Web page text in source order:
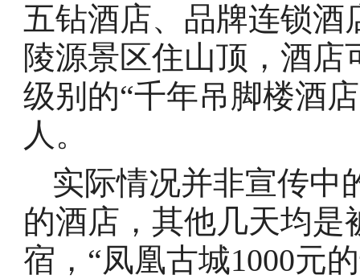
五钻酒店、品牌连锁酒
陵源景区住山顶，酒
级别的“千年吊脚楼酒
人。
实际情况并非宣传中
的酒店，其他几天均
宿，“凤凰古城1000元